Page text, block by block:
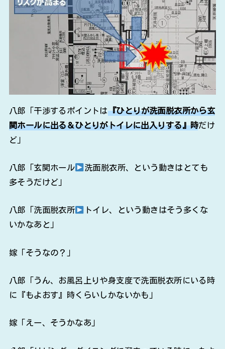
八郎「干渉するポイントは『ひとりが洗面脱衣所から玄
関ホールに出る＆ひとりがトイレに出入りする』時だけ
ど」
八郎「玄関ホール
洗面脱衣所、という動きはとても
多そうだけど」
八郎「洗面脱衣所
トイレ、という動きはそう多くな
いかなあと」
嫁「そうなの？」
八郎「うん、お風呂上りや身支度で洗面脱衣所にいる時
に『もよおす』時くらいしかないかも」
嫁「えー、そうかなあ」